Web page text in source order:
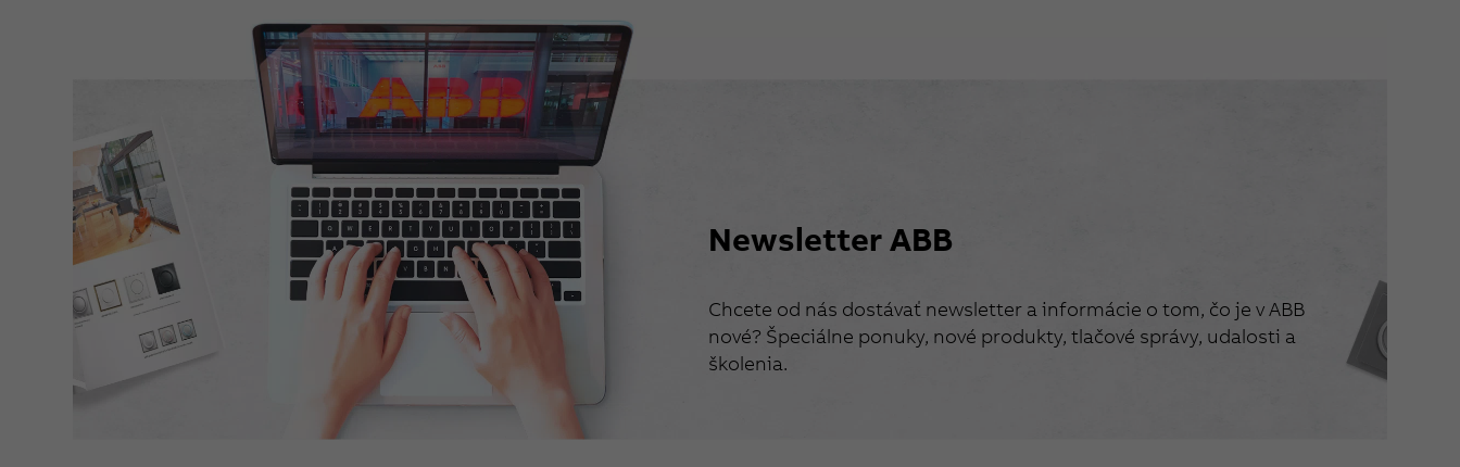
Newsletter ABB
Chcete od nás dostávať newsletter a informácie o tom, čo je v ABB
nové? Špeciálne ponuky, nové produkty, tlačové správy, udalosti a
školenia.